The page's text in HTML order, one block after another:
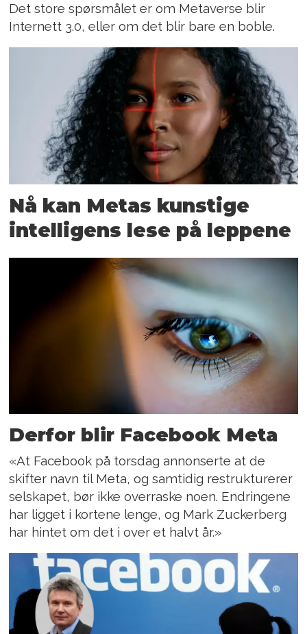
Det store spørsmålet er om Metaverse blir
Internett 3.0, eller om det blir bare en boble.
Nå kan Metas kunstige
intelligens lese på leppene
Derfor blir Facebook Meta
«At Facebook på torsdag annonserte at de
skifter navn til Meta, og samtidig restrukturerer
selskapet, bør ikke overraske noen. Endringene
har ligget i kortene lenge, og Mark Zuckerberg
har hintet om det i over et halvt år.»